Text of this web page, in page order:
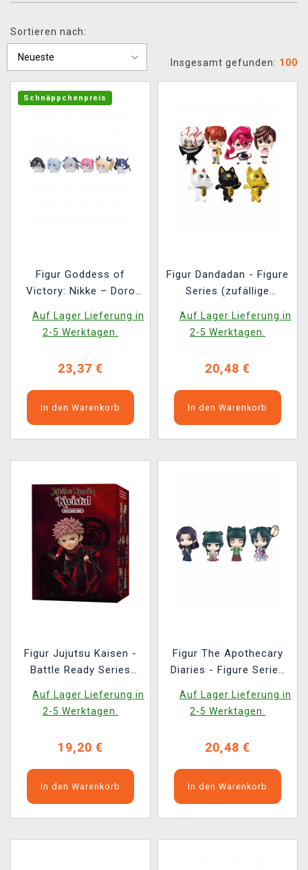
Sortieren nach:
Insgesamt gefunden: 100
Schnäppchenpreis
Figur Goddess of
Victory: Nikke – Doro
Auswahl)
Auf Lager Lieferung in
2-5 Werktagen.
23,37 €
In den Warenkorb
Figur Dandadan - Figure
Series (zufällige
Auf Lager Lieferung in
2-5 Werktagen.
20,48 €
In den Warenkorb
Figur Jujutsu Kaisen -
Battle Ready Series
Auf Lager Lieferung in
2-5 Werktagen.
19,20 €
In den Warenkorb
Figur The Apothecary
Diaries - Figure Series
Auf Lager Lieferung in
2-5 Werktagen.
20,48 €
In den Warenkorb